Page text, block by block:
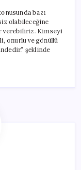
bazı
olabileceğine
verebiliriz. Kimseyi
onurlu ve gönüllü
şeklinde